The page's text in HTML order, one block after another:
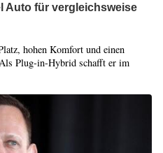
Auto für vergleichsweise
hohen Komfort und einen
Plug-in-Hybrid schafft er im